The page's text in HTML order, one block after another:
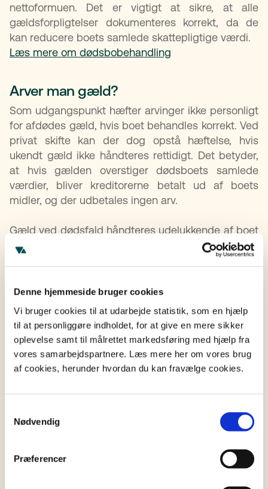
Denne hjemmeside bruger cookies
Vi bruger cookies til at udarbejde statistik, som en hjælp
til at personliggøre indholdet, for at give en mere sikker
oplevelse samt til målrettet markedsføring med hjælp fra
vores samarbejdspartnere. Læs mere her om vores brug
af cookies, herunder hvordan du kan fravælge cookies.
Nødvendig
Præferencer
nettoformuen. Det er vigtigt at sikre, at alle
gældsforpligtelser dokumenteres korrekt, da de
kan reducere boets samlede skattepligtige værdi.
Læs mere om dødsbobehandling
Arver man gæld?
Som udgangspunkt hæfter arvinger ikke personligt
for afdødes gæld, hvis boet behandles korrekt. Ved
privat skifte kan der dog opstå hæftelse, hvis
ukendt gæld ikke håndteres rettidigt. Det betyder,
at hvis gælden overstiger dødsboets samlede
værdier, bliver kreditorerne betalt ud af boets
midler, og der udbetales ingen arv.
Gæld ved dødsfald håndteres udelukkende af boet
og påfører som regel ikke arvingerne økonomiske
forpligtelser. Der kan dog være undtagelser, hvor
hvis boet behandles som et privat skifte.
Gæld under privat skifte
Privat skifteindebærer, at arvingerne selv
administrerer dødsboet. Dette kræver enighed
mellem arvingerne og forudsætter, at boet har en
positiv værdi. Hvis der undervejs dukker ukendt
personligt, hvis de allerede har taget ansvar for
For at undgå sådanne situationer er det afgørende